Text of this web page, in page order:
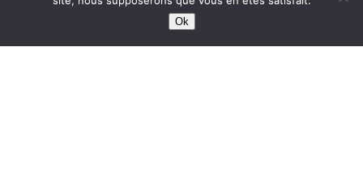
This site is protected bywp-copyrightpro.com
Ok